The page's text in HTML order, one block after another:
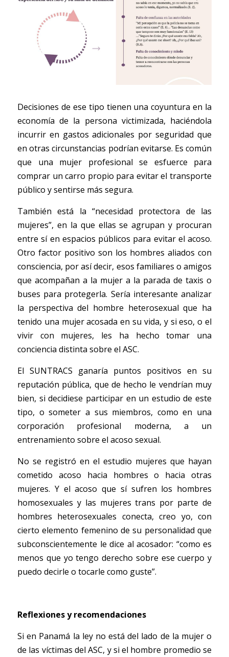
Decisiones de ese tipo tienen una coyuntura en la
economía de la persona victimizada, haciéndola
incurrir en gastos adicionales por seguridad que
en otras circunstancias podrían evitarse. Es común
que una mujer profesional se esfuerce para
comprar un carro propio para evitar el transporte
público y sentirse más segura.
También está la “necesidad protectora de las
mujeres”, en la que ellas se agrupan y procuran
entre sí en espacios públicos para evitar el acoso.
Otro factor positivo son los hombres aliados con
consciencia, por así decir, esos familiares o amigos
que acompañan a la mujer a la parada de taxis o
buses para protegerla. Sería interesante analizar
la perspectiva del hombre heterosexual que ha
tenido una mujer acosada en su vida, y si eso, o el
vivir con mujeres, les ha hecho tomar una
conciencia distinta sobre el ASC.
El SUNTRACS ganaría puntos positivos en su
reputación pública, que de hecho le vendrían muy
bien, si decidiese participar en un estudio de este
tipo, o someter a sus miembros, como en una
corporación profesional moderna, a un
entrenamiento sobre el acoso sexual.
No se registró en el estudio mujeres que hayan
cometido acoso hacia hombres o hacia otras
mujeres. Y el acoso que sí sufren los hombres
homosexuales y las mujeres trans por parte de
hombres heterosexuales conecta, creo yo, con
cierto elemento femenino de su personalidad que
subconscientemente le dice al acosador: “como es
menos que yo tengo derecho sobre ese cuerpo y
puedo decirle o tocarle como guste”.
Reflexiones y recomendaciones
Si en Panamá la ley no está del lado de la mujer o
de las víctimas del ASC, y si el hombre promedio se